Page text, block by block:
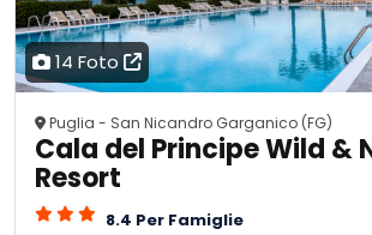
14 Foto
Puglia - San Nicandro Garganico (FG)
Cala del Principe Wild &
Resort
8.4 Per Famiglie